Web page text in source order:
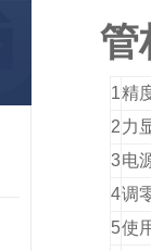
管
1精
2力
3电
4调
5使